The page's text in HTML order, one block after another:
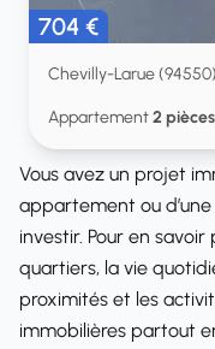
704 €
Chevilly-Larue (94550)
Appartement2 pièces
Vous avez un projet
appartement ou
investir. Pour en savoir
quartiers, la vie
proximités et les
immobilières partout